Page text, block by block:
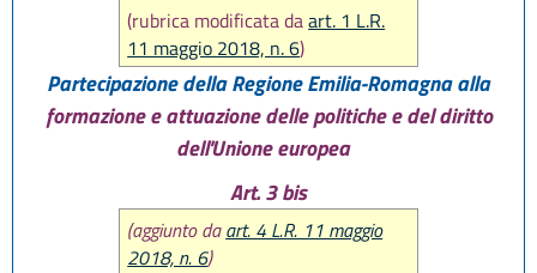
(rubrica modificata daart. 1 L.R.
11 maggio 2018, n. 6)
Partecipazione della Regione Emilia-Romagna alla
formazione e attuazione delle politiche e del diritto
dell'Unione europea
Art. 3 bis
(aggiunto daart. 4 L.R. 11 maggio
2018, n. 6)